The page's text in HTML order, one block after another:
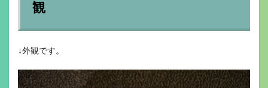
観
↓外観です。